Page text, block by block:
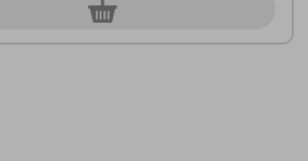
0τεμ.
τρίτους παρόχους, των
σωστά.